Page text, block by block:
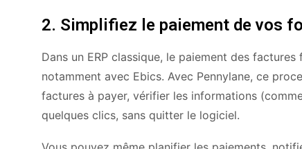
2. Simplifiez le paiement de vos
Dans un ERP classique, le paiement des
notamment avec Ebics. Avec Pennylane, ce
factures à payer, vérifier les informations
quelques clics, sans quitter le logiciel.